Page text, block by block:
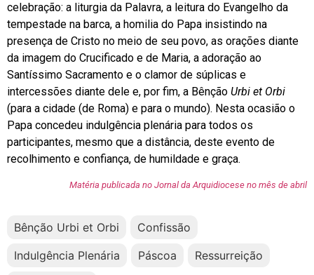
celebração: a liturgia da Palavra, a leitura do Evangelho da
tempestade na barca, a homilia do Papa insistindo na
presença de Cristo no meio de seu povo, as orações diante
da imagem do Crucificado e de Maria, a adoração ao
Santíssimo Sacramento e o clamor de súplicas e
intercessões diante dele e, por fim, a Bênção Urbi et Orbi
(para a cidade (de Roma) e para o mundo). Nesta ocasião o
Papa concedeu indulgência plenária para todos os
participantes, mesmo que a distância, deste evento de
recolhimento e confiança, de humildade e graça.
Matéria publicada no Jornal da Arquidiocese no mês de abril
Bênção Urbi et Orbi
Confissão
Indulgência Plenária
Páscoa
Ressurreição